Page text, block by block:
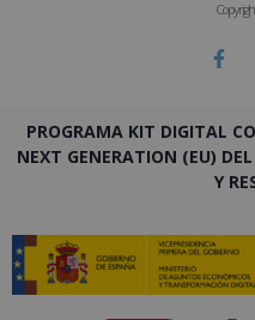
PROGRAMA KIT DIGITAL
NEXT GENERATION (EU)
Y